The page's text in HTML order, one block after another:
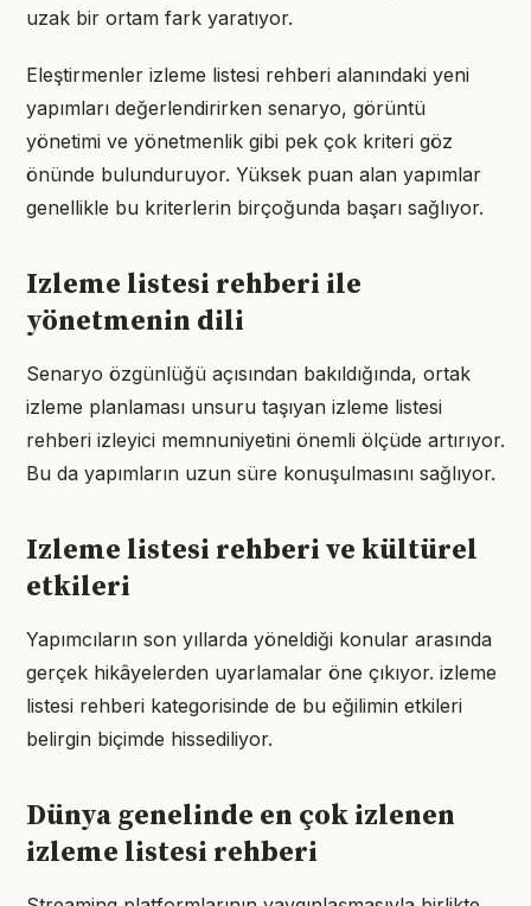
uzak bir ortam fark yaratıyor.
Eleştirmenler izleme listesi rehberi alanındaki yeni
yapımları değerlendirirken senaryo, görüntü
yönetimi ve yönetmenlik gibi pek çok kriteri göz
önünde bulunduruyor. Yüksek puan alan yapımlar
genellikle bu kriterlerin birçoğunda başarı sağlıyor.
Izleme listesi rehberi ile
yönetmenin dili
Senaryo özgünlüğü açısından bakıldığında, ortak
izleme planlaması unsuru taşıyan izleme listesi
rehberi izleyici memnuniyetini önemli ölçüde artırıyor.
Bu da yapımların uzun süre konuşulmasını sağlıyor.
Izleme listesi rehberi ve kültürel
etkileri
Yapımcıların son yıllarda yöneldiği konular arasında
gerçek hikâyelerden uyarlamalar öne çıkıyor. izleme
listesi rehberi kategorisinde de bu eğilimin etkileri
belirgin biçimde hissediliyor.
Dünya genelinde en çok izlenen
izleme listesi rehberi